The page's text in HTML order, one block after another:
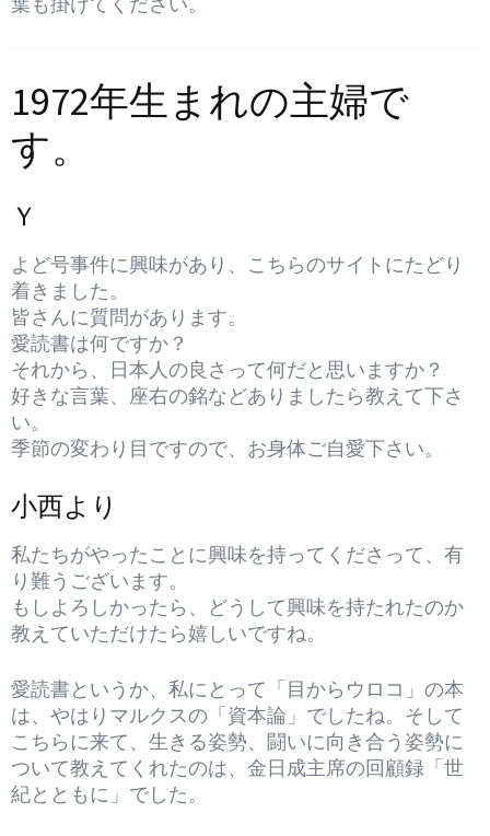
1972年生まれの主婦で
す。
Ｙ
よど号事件に興味があり、こちらのサイトにたどり
着きました。
皆さんに質問があります。
愛読書は何ですか？
それから、日本人の良さって何だと思いますか？
好きな言葉、座右の銘などありましたら教えて下さ
い。
季節の変わり目ですので、お身体ご自愛下さい。
小西より
私たちがやったことに興味を持ってくださって、有
り難うございます。
もしよろしかったら、どうして興味を持たれたのか
教えていただけたら嬉しいですね。
愛読書というか、私にとって「目からウロコ」の本
は、やはりマルクスの「資本論」でしたね。そして
こちらに来て、生きる姿勢、闘いに向き合う姿勢に
ついて教えてくれたのは、金日成主席の回顧録「世
紀とともに」でした。